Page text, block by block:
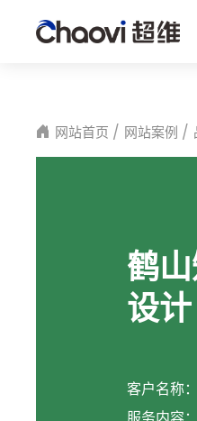
网站首页 网站案例
鹤
设计
客户名称